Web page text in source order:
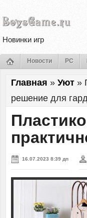
Новинки игр
Новости PC
Главная » Уют »
решение для
16.07.2023 8:39 дп